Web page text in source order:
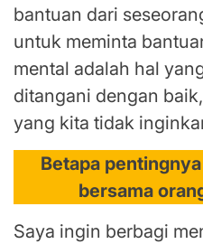
bantuan dari
untuk meminta
mental adalah hal
ditangani dengan
yang kita tidak
Betapa
bersama
Saya ingin berbagi